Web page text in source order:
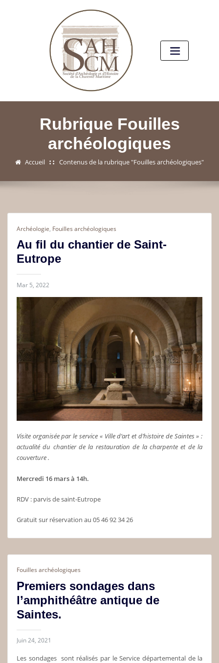
Rubrique Fouilles
archéologiques
Accueil Contenus de la rubrique "Fouilles archéologiques"
Archéologie, Fouilles archéologiques
Au fil du chantier de Saint-
Eutrope
Mar 5, 2022
Visite organisée par le service « Ville d’art et d’histoire de Saintes » :
actualité du chantier de la restauration de la charpente et de la
couverture .
Mercredi 16 mars à 14h.
RDV : parvis de saint-Eutrope
Gratuit sur réservation au 05 46 92 34 26
Fouilles archéologiques
Premiers sondages dans
l’amphithéâtre antique de
Saintes.
Juin 24, 2021
Les sondages sont réalisés par le Service départemental de la